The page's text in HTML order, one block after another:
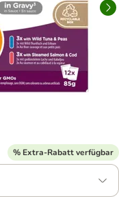
% Extra-Rabatt verfügbar